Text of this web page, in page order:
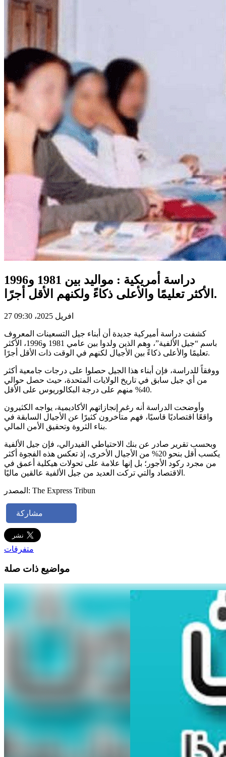
دراسة أمريكية : مواليد بين 1981 و1996
الأكثر تعليمًا والأعلى ذكاءً ولكنهم الأقل أجرًا.
27 افريل 2025، 09:30
كشفت دراسة أميركية جديدة أن أبناء جيل التسعينات المعروف
باسم “جيل الألفية”، وهم الذين ولدوا بين عامي 1981 و1996، الأكثر
تعليمًا والأعلى ذكاءً بين الأجيال لكنهم في الوقت ذات الأقل أجرًا.
ووفقاً للدراسة، فإن أبناء هذا الجيل حصلوا على درجات جامعية أكثر
من أي جيل سابق في تاريخ الولايات المتحدة، حيث حصل حوالي
40% منهم على درجة البكالوريوس على الأقل.
وأوضحت الدراسة أنه رغم إنجازاتهم الأكاديمية، يواجه الكثيرون
واقعًا اقتصاديًا قاسيًا، فهم متأخرون كثيرًا عن الأجيال السابقة في
بناء الثروة وتحقيق الأمن المالي.
وبحسب تقرير صادر عن بنك الاحتياطي الفيدرالي، فإن جيل الألفية
يكسب أقل بنحو 20% من الأجيال الأخرى، إذ تعكس هذه الفجوة أكثر
من مجرد ركود الأجور؛ بل إنها علامة على تحولات هيكلية أعمق في
الاقتصاد والتي تركت العديد من جيل الألفية عالقين ماليًا.
المصدر: The Express Tribun
مشاركة
متفرقات
مواضيع ذات صلة